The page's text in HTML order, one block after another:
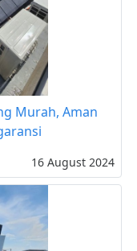
Murah, Aman
16 August 2024